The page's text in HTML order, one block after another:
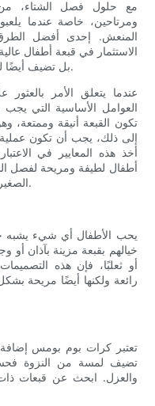
مع حلول فصل الشتاء،
ومرتاحين، خاصة عندما
المنعش. إحدى أفضل
الاستثمار في قبعة أطفال
بل تضيف أيضًا لمسة شخصية إلى خزانة ملابسه الشتوية.
عندما يتعلق الأمر
العوامل الأساسية التي
تكون القبعة أنيقة وممتعة،
إلى ذلك، يجب أن تكون
أطفال لطيفة ومريحة لفصل
الصغير يبدو رائعًا ويشعر بالراحة طوال الموسم.
يحب الأطفال أي شيء يشبه
خيالهم بقبعة مزينة بآذان أو
أو ثعلبًا، فإن هذه
رائعة ولكنها أيضًا مريحة
تعتبر كرات بوم بومس
تضيف لمسة من النزوة
والعزل. ابحث عن قبعات ذات